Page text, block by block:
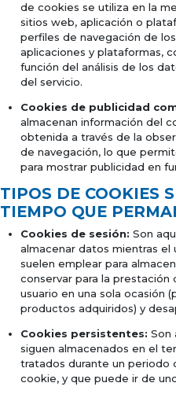
de cookies se utiliza en la
sitios web, aplicación o
perfiles de navegación de
aplicaciones y plataformas,
función del análisis de los
del servicio.
Cookies de publicidad
almacenan información del
obtenida a través de la
de navegación, lo que
para mostrar publicidad en
TIPOS DE COOKIES
TIEMPO QUE
Cookies de sesión: Son
almacenar datos mientras el
suelen emplear para
conservar para la
usuario en una sola ocasión
productos adquiridos) y
Cookies persistentes: Son
siguen almacenados en el
tratados durante un periodo
cookie, y que puede ir de